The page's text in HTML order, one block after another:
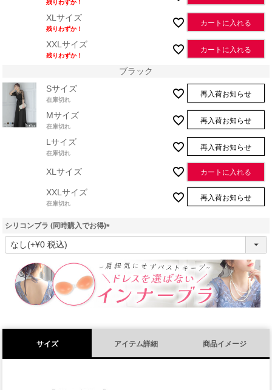
残りわずか！
XLサイズ
残りわずか！
カートに入れる
XXLサイズ
残りわずか！
カートに入れる
ブラック
Sサイズ
在庫切れ
再入荷お知らせ
Mサイズ
在庫切れ
再入荷お知らせ
Lサイズ
在庫切れ
再入荷お知らせ
XLサイズ カートに入れる
XXLサイズ
在庫切れ
再入荷お知らせ
シリコンブラ (同時購入でお得)
(
)
サイズ アイテム詳細 商品イメージ